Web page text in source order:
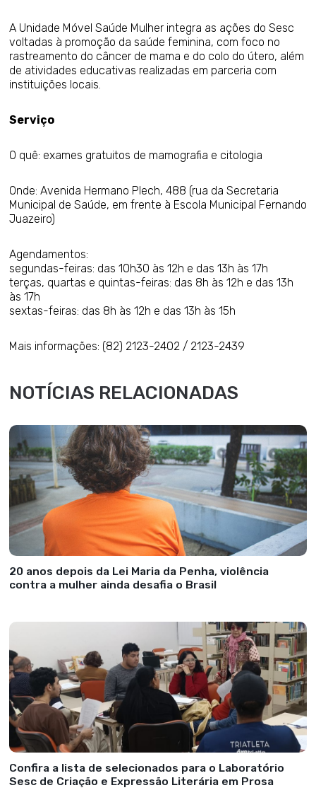
A Unidade Móvel Saúde Mulher integra as ações do Sesc
voltadas à promoção da saúde feminina, com foco no
rastreamento do câncer de mama e do colo do útero, além
de atividades educativas realizadas em parceria com
instituições locais.
Serviço
O quê: exames gratuitos de mamografia e citologia
Onde: Avenida Hermano Plech, 488 (rua da Secretaria
Municipal de Saúde, em frente à Escola Municipal Fernando
Juazeiro)
Agendamentos:
segundas-feiras: das 10h30 às 12h e das 13h às 17h
terças, quartas e quintas-feiras: das 8h às 12h e das 13h
às 17h
sextas-feiras: das 8h às 12h e das 13h às 15h
Mais informações: (82) 2123-2402 / 2123-2439
NOTÍCIAS RELACIONADAS
20 anos depois da Lei Maria da Penha, violência
contra a mulher ainda desafia o Brasil
Confira a lista de selecionados para o Laboratório
Sesc de Criação e Expressão Literária em Prosa